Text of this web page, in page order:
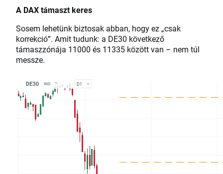
A DAX támaszt keres
Sosem lehetünk biztosak abban, hogy ez „csak
korrekció”. Amit tudunk: a DE30 következő
támaszzónája 11000 és 11335 között van – nem túl
messze.